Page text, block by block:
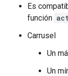
Es
función
Carrusel
Un
Un